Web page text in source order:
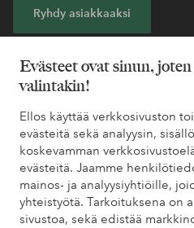
Evästeet ovat sinun,
valintakin!
Ellos käyttää verkkosivuston
evästeitä sekä analyysin,
koskevamman
evästeitä. Jaamme
mainos- ja analyysiyhtiöille,
yhteistyötä. Tarkoituksena on
sivustoa, sekä edistää
Ryhdy asiakkaaksi
Tarvitsetko apua?
Löydät vastaukset useimmin
kysytyistä kysymyksistä. Löydät
meihin yhteyttä.
Asiakaspalvelu